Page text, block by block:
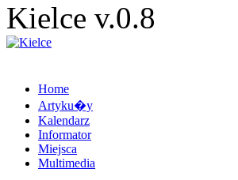
Kielce v.0.8
Home
Artyku�y
Kalendarz
Informator
Miejsca
Multimedia